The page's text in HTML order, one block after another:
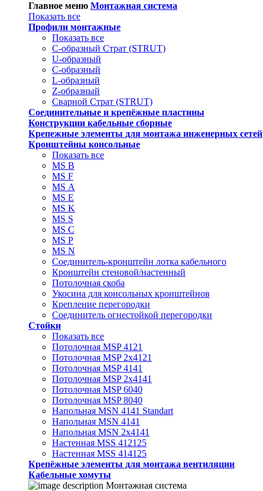
Главное меню Монтажная система
Показать все
Профили монтажные
Показать все
С-образный Страт (STRUT)
U-образный
С-образный
L-образный
Z-образный
Сварной Страт (STRUT)
Соединительные и крепёжные пластины
Конструкции кабельные сборные
Крепежные элементы для монтажа инженерных сетей
Кронштейны консольные
Показать все
MS В
MS F
MS А
MS Е
MS K
MS S
MS C
MS P
MS N
Соединитель-кронштейн лотка кабельного
Кронштейн стеновой/настенный
Потолочная скоба
Укосина для консольных кронштейнов
Крепление перегородки
Соединитель огнестойкой перегородки
Стойки
Показать все
Потолочная MSP 4121
Потолочная MSP 2х4121
Потолочная MSP 4141
Потолочная MSP 2х4141
Потолочная MSP 6040
Потолочная MSP 8040
Напольная MSN 4141 Standart
Напольная MSN 4141
Напольная MSN 2х4141
Настенная MSS 412125
Настенная MSS 414125
Крепёжные элементы для монтажа вентиляции
Кабельные хомуты
Монтажная система